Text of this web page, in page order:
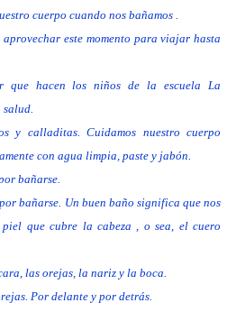
cuerpo cuando nos bañamos .
aprovechar este momento para viajar hasta
que hacen los niños de la escuelaLa
salud.
y calladitas. Cuidamos nuestro cuerpo
con agua limpia, paste y jabón.
bañarse.
bañarse. Un buen baño significa que nos
que cubre la cabeza , o sea, el cuero
las orejas, la nariz y la boca.
Por delante y por detrás.